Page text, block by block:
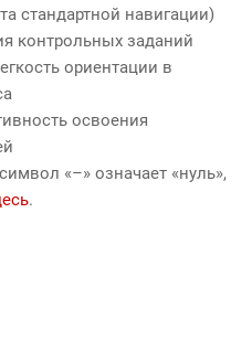
стандартной навигации)
контрольных заданий
ориентации в
освоения
«–» означает «нуль»,
.